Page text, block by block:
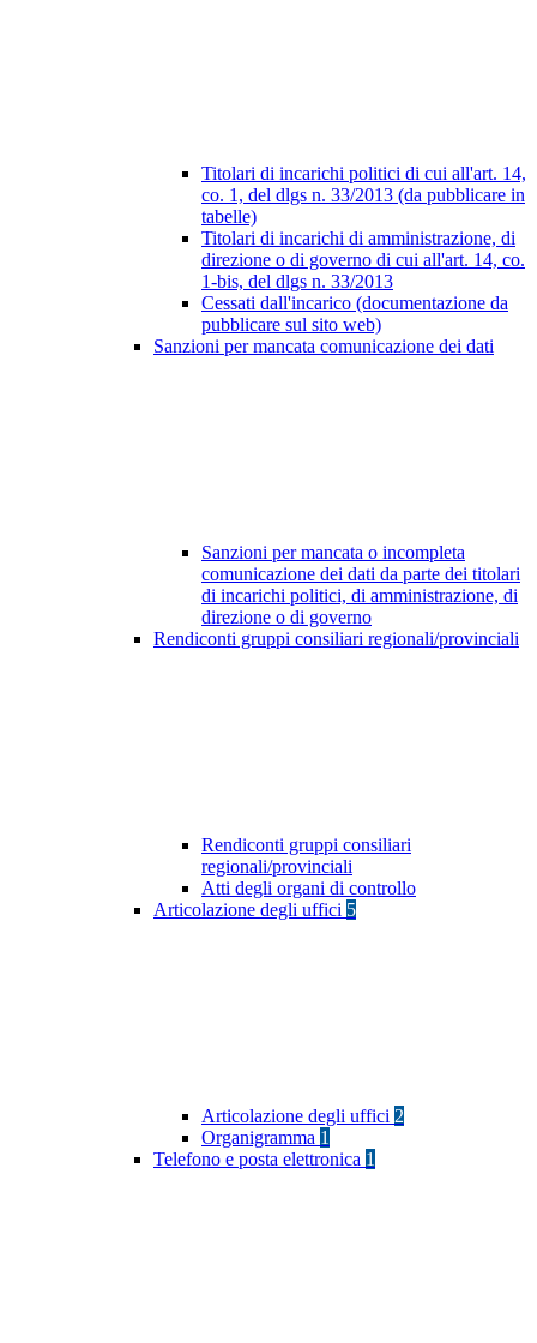
Titolari di incarichi politici di cui all'art. 14,
co. 1, del dlgs n. 33/2013 (da pubblicare in
tabelle)
Titolari di incarichi di amministrazione, di
direzione o di governo di cui all'art. 14, co.
1-bis, del dlgs n. 33/2013
Cessati dall'incarico (documentazione da
pubblicare sul sito web)
Sanzioni per mancata comunicazione dei dati
Sanzioni per mancata o incompleta
comunicazione dei dati da parte dei titolari
di incarichi politici, di amministrazione, di
direzione o di governo
Rendiconti gruppi consiliari regionali/provinciali
Rendiconti gruppi consiliari
regionali/provinciali
Atti degli organi di controllo
Articolazione degli uffici 5
Articolazione degli uffici 2
Organigramma 1
Telefono e posta elettronica 1